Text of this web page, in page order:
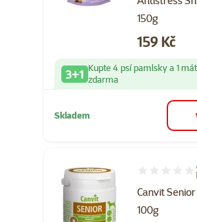
150g
Cena
159 Kč
3+1 Kupte 4 psí pamlsky a 1
zdarma
Skladem
Canvit
100g
Hodnocení